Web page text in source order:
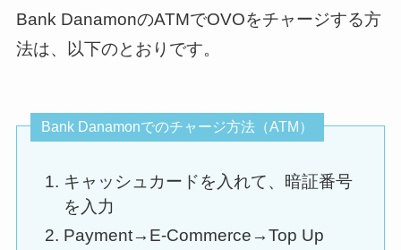
Bank DanamonのATMでOVOをチャージする方
法は、以下のとおりです。
Bank Danamonでのチャージ方法（ATM）
キャッシュカードを入れて、暗証番号
を入力
Payment→E-Commerce→Top Up